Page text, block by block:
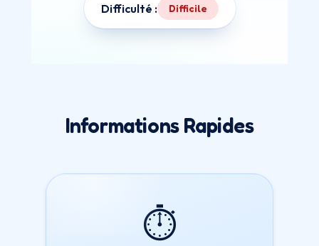
Difficulté : Difficile
Informations Rapides
⏱️